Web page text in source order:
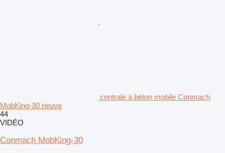
centrale à béton mobile Conmach
MobKing-30 neuve
44
VIDÉO
Conmach MobKing-30